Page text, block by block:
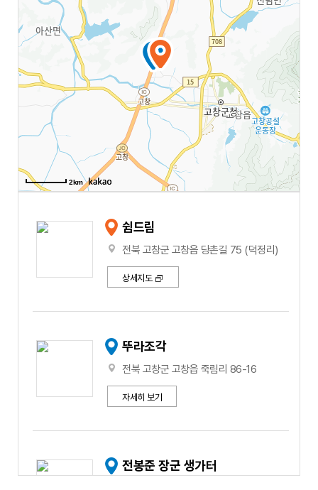
2km
쉼드림
전북 고창군 고창읍 당촌길 75 (덕정리)
상세지도
뚜라조각
전북 고창군 고창읍 죽림리 86-16
자세히 보기
전봉준 장군 생가터